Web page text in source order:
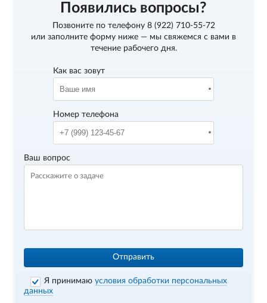
Появились вопросы?
Позвоните по телефону 8 (922) 710-55-72
или заполните форму ниже — мы свяжемся с вами в
течение рабочего дня.
Как вас зовут
Номер телефона
Ваш вопрос
Отправить
Я принимаюусловия обработки персональных
данных